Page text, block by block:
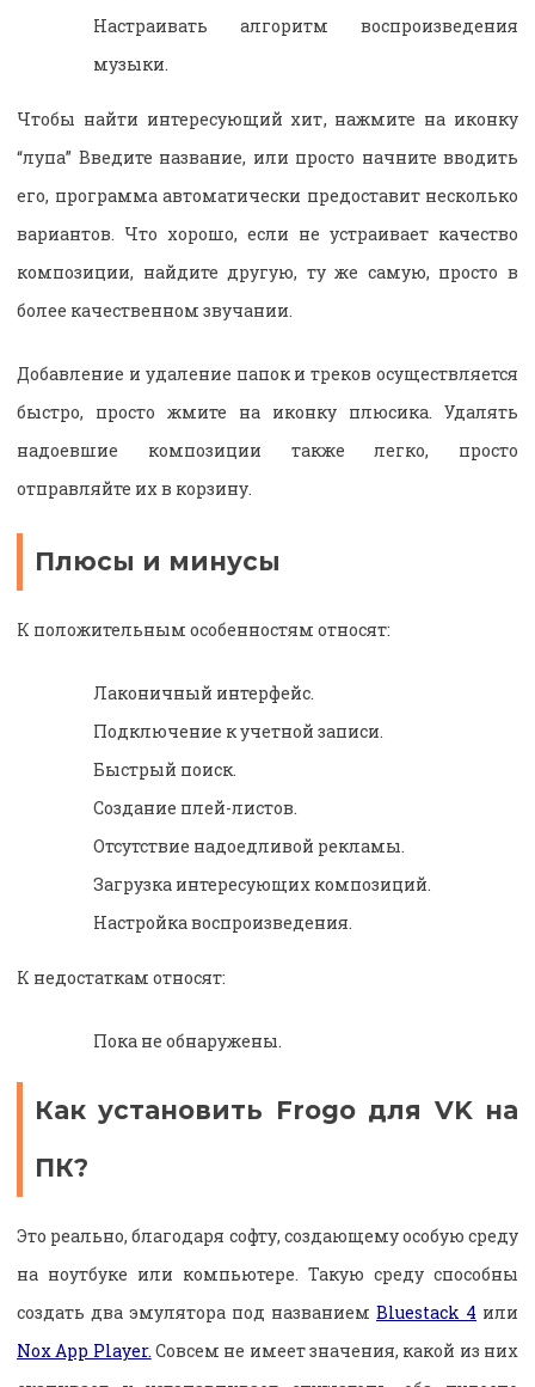
Настраивать алгоритм воспроизведения
музыки.
Чтобы найти интересующий хит, нажмите на иконку
“лупа” Введите название, или просто начните вводить
его, программа автоматически предоставит несколько
вариантов. Что хорошо, если не устраивает качество
композиции, найдите другую, ту же самую, просто в
более качественном звучании.
Добавление и удаление папок и треков осуществляется
быстро, просто жмите на иконку плюсика. Удалять
надоевшие композиции также легко, просто
отправляйте их в корзину.
Плюсы и минусы
К положительным особенностям относят:
Лаконичный интерфейс.
Подключение к учетной записи.
Быстрый поиск.
Создание плей-листов.
Отсутствие надоедливой рекламы.
Загрузка интересующих композиций.
Настройка воспроизведения.
К недостаткам относят:
Пока не обнаружены.
Как установить Frogo для VK на
ПК?
Это реально, благодаря софту, создающему особую среду
на ноутбуке или компьютере. Такую среду способны
создать два эмулятора под названием Bluestack 4 или
Nox App Player. Совсем не имеет значения, какой из них